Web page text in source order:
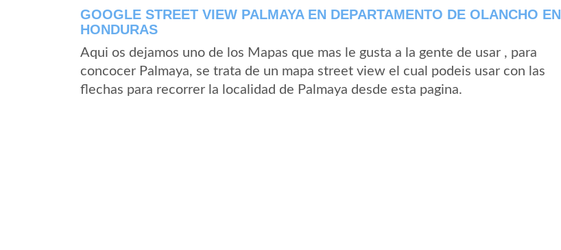
GOOGLE STREET VIEW PALMAYA EN DEPARTAMENTO DE OLANCHO EN
HONDURAS
Aqui os dejamos uno de los Mapas que mas le gusta a la gente de usar , para
concocer Palmaya, se trata de un mapa street view el cual podeis usar con las
flechas para recorrer la localidad de Palmaya desde esta pagina.